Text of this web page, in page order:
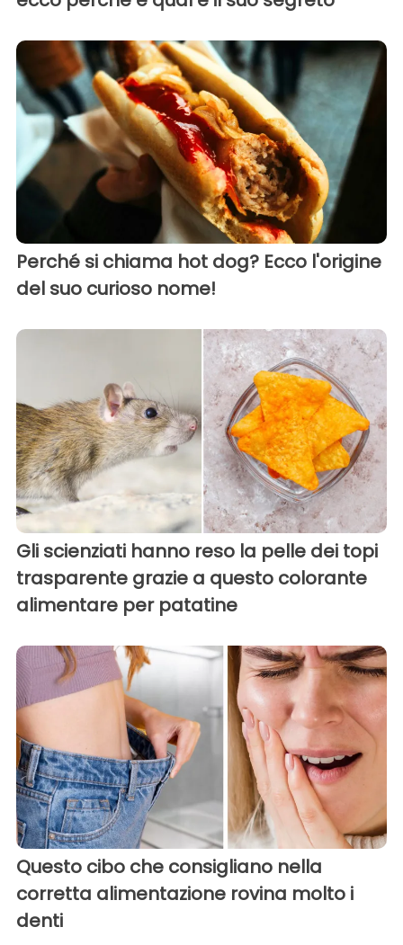
Perché si chiama hot dog? Ecco l'origine
del suo curioso nome!
Gli scienziati hanno reso la pelle dei topi
trasparente grazie a questo colorante
alimentare per patatine
Questo cibo che consigliano nella
corretta alimentazione rovina molto i
denti